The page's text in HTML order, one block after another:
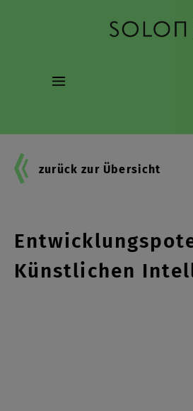
zurück zur Übersicht
Künstlichen